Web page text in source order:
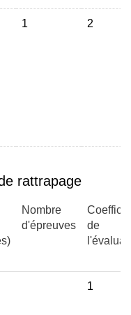
1 2
rattrapage
Nombre
d'épreuves
de
1